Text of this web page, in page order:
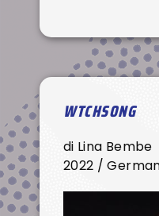
WTCHSONG
di Lina Bembe
2022 /